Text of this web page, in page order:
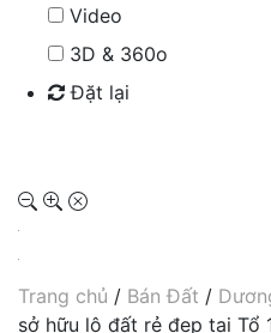
Video
3D & 360o
Đặt lại
Trang chủ / Bán Đất /
sở hữu lô đất rẻ đẹp tại Tổ